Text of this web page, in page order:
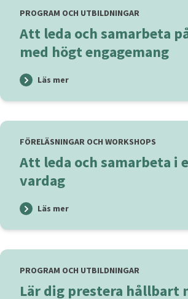
PROGRAM OCH UTBILDNINGAR
Att leda och samarbeta
med högt engagemang
Läs mer
FÖRELÄSNINGAR OCH WORKSHOPS
Att leda och samarbeta i
vardag
Läs mer
PROGRAM OCH UTBILDNINGAR
Lär dig prestera hållbart